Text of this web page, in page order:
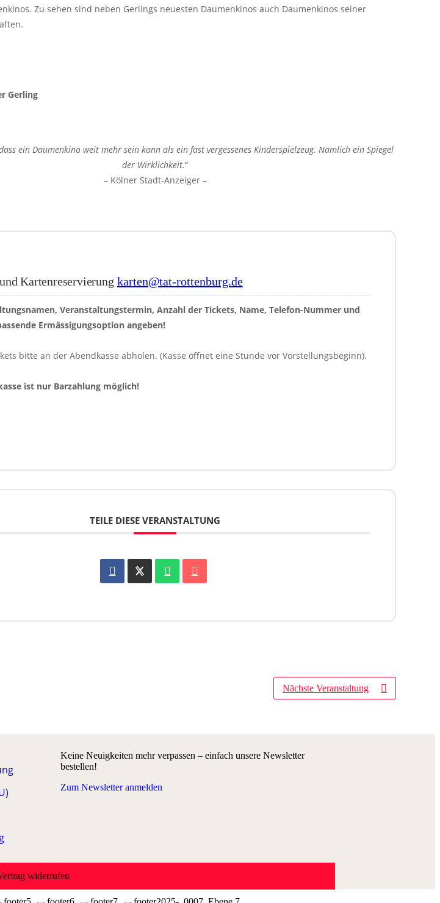
Zu sehen sind neben Gerlings neuesten Daumenkinos auch Daumenkinos seiner
Gerling
ein Daumenkino weit mehr sein kann als ein fast vergessenes Kinderspielzeug. Nämlich ein Spiegel
der Wirklichkeit.“
– Kölner Stadt-Anzeiger –
Kartenreservierung karten@tat-rottenburg.de
Veranstaltungstermin, Anzahl der Tickets, Name, Telefon-Nummer und
Ermässigungsoption angeben!
bitte an der Abendkasse abholen. (Kasse öffnet eine Stunde vor Vorstellungsbeginn).
ist nur Barzahlung möglich!
TEILE DIESE VERANSTALTUNG
Nächste Veranstaltung
Keine Neuigkeiten mehr verpassen – einfach unsere Newsletter
bestellen!
Zum Newsletter anmelden
widerrufen